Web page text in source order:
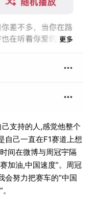
支持的人,感觉他整个
自己一直在F1赛道上想
间在微博与周冠宇隔
加油,中国速度”。周冠
会努力把赛车的“中国